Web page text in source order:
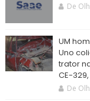
De
UM
Uno
trator
CE-329,
De